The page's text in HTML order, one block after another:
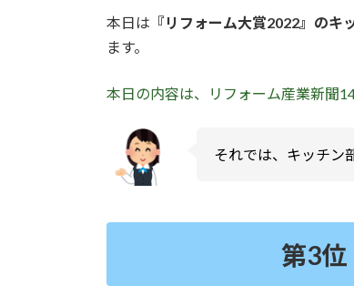
本日は 『リフォーム大賞2022』のキ
ます。
本日の内容は、リフォーム産業新聞
それでは、キッチン
第3位